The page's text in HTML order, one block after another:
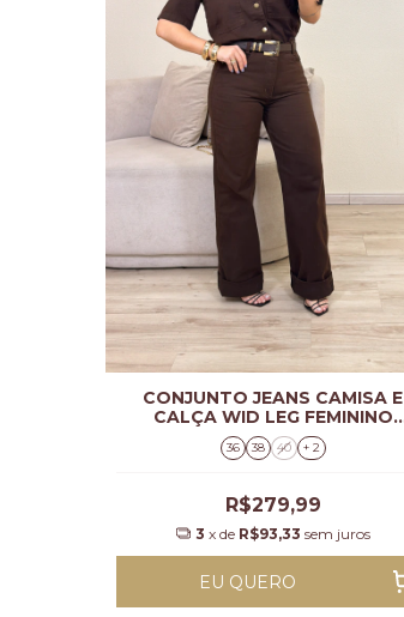
CONJUNTO JEANS CAMISA E
CALÇA WID LEG FEMININO
JULIA
36 38 40 + 2
R$279,99
3 x de R$93,33 sem juros
EU QUERO